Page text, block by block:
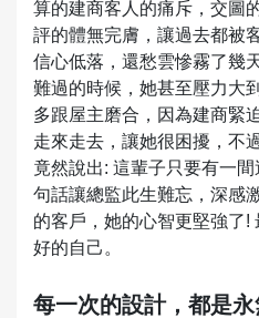
算的建商客人的痛斥，交圖
評的體無完膚，讓過去都被
信心低落，還愁雲慘霧了幾天
難過的時候，她甚至壓力大
多跟屋主磨合，因為建商緊
走來走去，讓她很困擾，不
竟然說出: 這輩子只要有一
句話讓總監此生難忘，深感
的客戶，她的心智更堅強了!
好的自己。
每一次的設計，都是